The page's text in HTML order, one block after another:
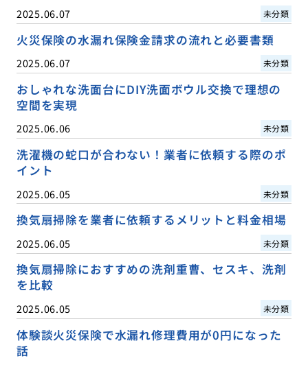
2025.06.07 未分類
火災保険の水漏れ保険金請求の流れと必要書類
2025.06.07 未分類
おしゃれな洗面台にDIY洗面ボウル交換で理想の
空間を実現
2025.06.06 未分類
洗濯機の蛇口が合わない！業者に依頼する際のポ
イント
2025.06.05 未分類
換気扇掃除を業者に依頼するメリットと料金相場
2025.06.05 未分類
換気扇掃除におすすめの洗剤重曹、セスキ、洗剤
を比較
2025.06.05 未分類
体験談火災保険で水漏れ修理費用が0円になった
話